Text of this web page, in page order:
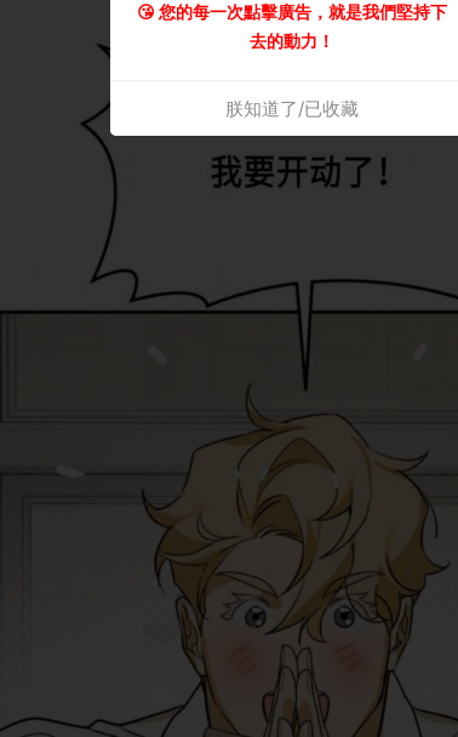
😘 您的每一次點擊廣告，就是我們堅持下
去的動力！
朕知道了/已收藏